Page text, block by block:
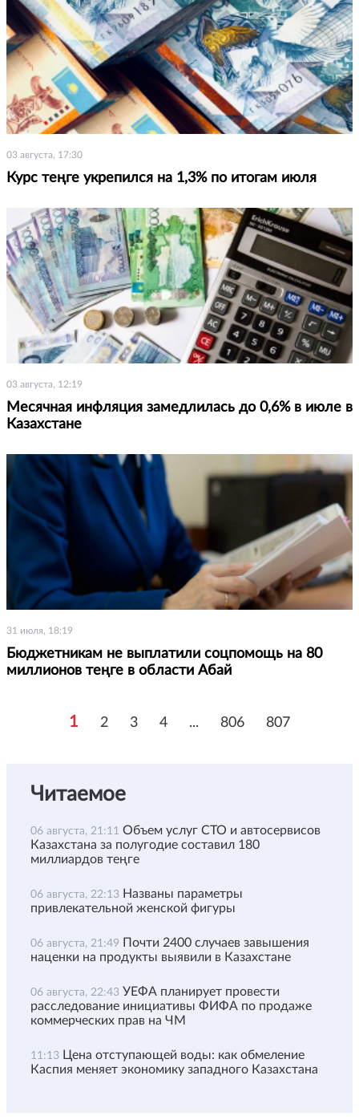
03 августа, 17:30
Курс теңге укрепился на 1,3% по итогам июля
03 августа, 12:19
Месячная инфляция замедлилась до 0,6% в июле в
Казахстане
31 июля, 18:19
Бюджетникам не выплатили соцпомощь на 80
миллионов теңге в области Абай
1 2 3 4 ... 806 807
Читаемое
06 августа, 21:11 Объем услуг СТО и автосервисов
Казахстана за полугодие составил 180
миллиардов теңге
06 августа, 22:13 Названы параметры
привлекательной женской фигуры
06 августа, 21:49 Почти 2400 случаев завышения
наценки на продукты выявили в Казахстане
06 августа, 22:43 УЕФА планирует провести
расследование инициативы ФИФА по продаже
коммерческих прав на ЧМ
11:13 Цена отступающей воды: как обмеление
Каспия меняет экономику западного Казахстана